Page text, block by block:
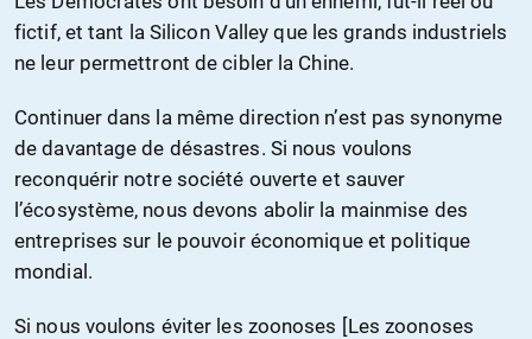
fictif, et tant la Silicon Valley que les grands industriels
ne leur permettront de cibler la Chine.
Continuer dans la même direction n’est pas synonyme
de davantage de désastres. Si nous voulons
reconquérir notre société ouverte et sauver
l’écosystème, nous devons abolir la mainmise des
entreprises sur le pouvoir économique et politique
mondial.
Si nous voulons éviter les zoonoses [Les zoonoses